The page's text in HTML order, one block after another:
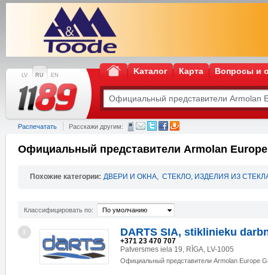
LV RU EN Kаталог Карта Вопросы и
Распечатать Расскажи другим:
Официальный представители Armolan
Похожие категории: ДВЕРИ И ОКНА, СТЕКЛО, ИЗДЕЛИЯ ИЗ
Классифицировать по: По умолчанию
1 DARTS SIA, stiklinieku
+371 23 470 707
Patversmes iela 19, RĪGA, LV-1005
Официальный представители Armolan Europe